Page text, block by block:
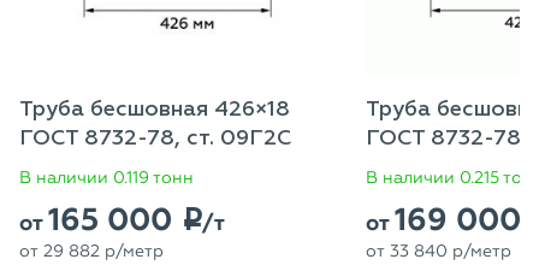
Труба бесшовная 426×18
ГОСТ 8732-78, ст. 09Г2С
В наличии 0.119 тонн
от165 000 p/т
от 29 882 p/метр
Труба
ГОСТ 8732-78,
В наличии 0.215
от169 000
от 33 840 p/метр